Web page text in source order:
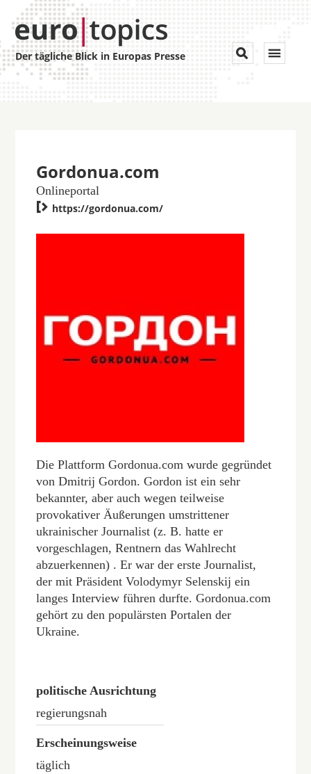
Der tägliche Blick in Europas Presse Toggle


Gordonua.com
Onlineportal
 https://gordonua.com/
Die Plattform Gordonua.com wurde gegründet
von Dmitrij Gordon. Gordon ist ein sehr
bekannter, aber auch wegen teilweise
provokativer Äußerungen umstrittener
ukrainischer Journalist (z. B. hatte er
vorgeschlagen, Rentnern das Wahlrecht
abzuerkennen) . Er war der erste Journalist,
der mit Präsident Volodymyr Selenskij ein
langes Interview führen durfte. Gordonua.com
gehört zu den populärsten Portalen der
Ukraine.
politische Ausrichtung
regierungsnah
Erscheinungsweise
täglich